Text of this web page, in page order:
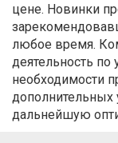
цене. Новинки
любое время.
деятельность
необходимости
дополнительных
дальнейшую